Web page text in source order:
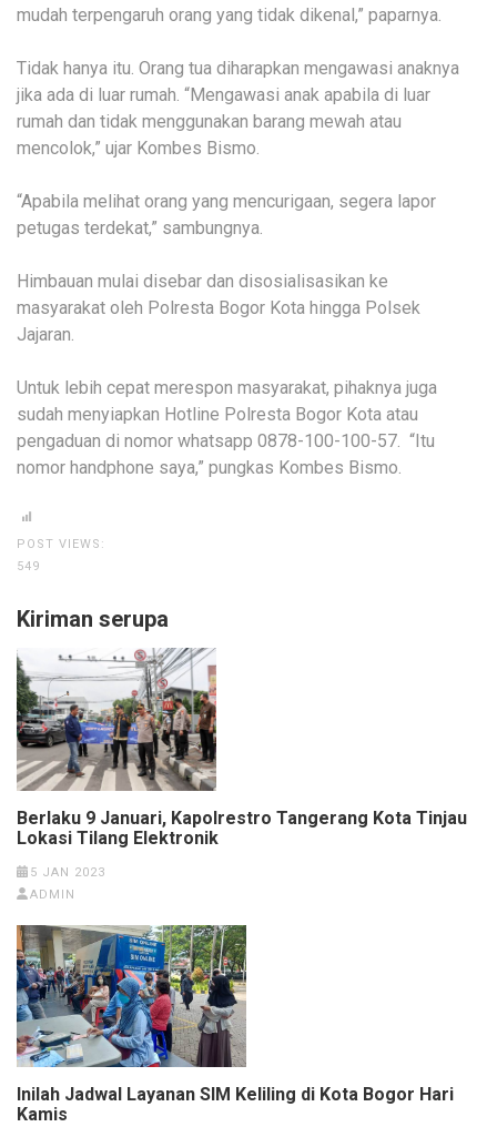
mudah terpengaruh orang yang tidak dikenal,” paparnya.
Tidak hanya itu. Orang tua diharapkan mengawasi anaknya
jika ada di luar rumah. “Mengawasi anak apabila di luar
rumah dan tidak menggunakan barang mewah atau
mencolok,” ujar Kombes Bismo.
“Apabila melihat orang yang mencurigaan, segera lapor
petugas terdekat,” sambungnya.
Himbauan mulai disebar dan disosialisasikan ke
masyarakat oleh Polresta Bogor Kota hingga Polsek
Jajaran.
Untuk lebih cepat merespon masyarakat, pihaknya juga
sudah menyiapkan Hotline Polresta Bogor Kota atau
pengaduan di nomor whatsapp 0878-100-100-57. “Itu
nomor handphone saya,” pungkas Kombes Bismo.
POST VIEWS:
549
Kiriman serupa
Berlaku 9 Januari, Kapolrestro Tangerang Kota Tinjau
Lokasi Tilang Elektronik
5 JAN 2023
ADMIN
Inilah Jadwal Layanan SIM Keliling di Kota Bogor Hari
Kamis